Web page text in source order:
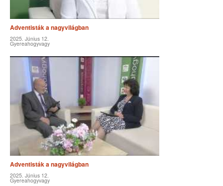
Adventisták a nagyvilágban
2025. Június 12.
Gyereahogyvagy
Adventisták a nagyvilágban
2025. Június 12.
Gyereahogyvagy